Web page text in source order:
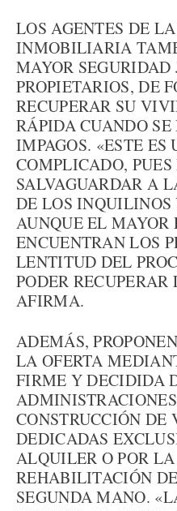
LOS AGENTES DE
INMOBILIARIA
MAYOR
PROPIETARIOS, DE
RECUPERAR SU
RÁPIDA CUANDO SE
IMPAGOS. «ESTE ES
COMPLICADO,
SALVAGUARDAR A
DE LOS INQUILINOS
AUNQUE EL MAYOR
ENCUENTRAN LOS
LENTITUD DEL
PODER
AFIRMA.
ADEMÁS,
LA OFERTA
FIRME Y DECIDIDA
CONSTRUCCIÓN DE
DEDICADAS
ALQUILER O POR
REHABILITACIÓN
SEGUNDA MANO.